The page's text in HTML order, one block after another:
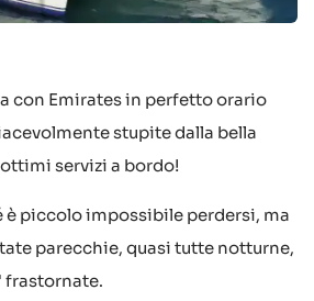
con Emirates in perfetto orario
stupite dalla bella
servizi a bordo!
è piccolo impossibile perdersi, ma
parecchie, quasi tutte notturne,
frastornate.